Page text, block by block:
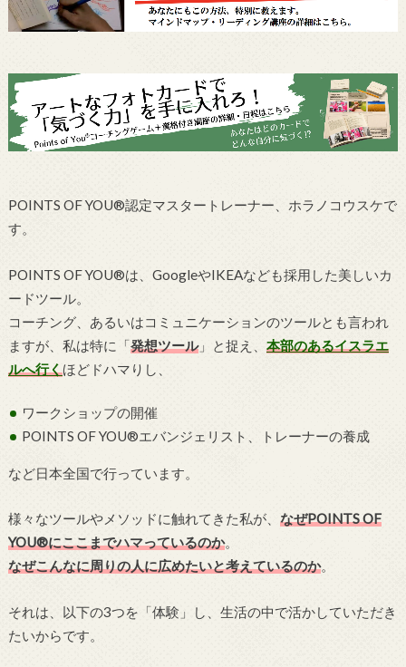
POINTS OF YOU®認定マスタートレーナー、ホラノコウスケで
す。
POINTS OF YOU®は、GoogleやIKEAなども採用した美しいカ
ードツール。
コーチング、あるいはコミュニケーションのツールとも言われ
ますが、私は特に「発想ツール」と捉え、 本部のあるイスラエ
ルへ行くほどドハマりし、
ワークショップの開催
POINTS OF YOU®エバンジェリスト、トレーナーの養成
など日本全国で行っています。
様々なツールやメソッドに触れてきた私が、 なぜPOINTS OF
YOU®にここまでハマっているのか。
なぜこんなに周りの人に広めたいと考えているのか。
それは、以下の3つを「体験」し、生活の中で活かしていただき
たいからです。